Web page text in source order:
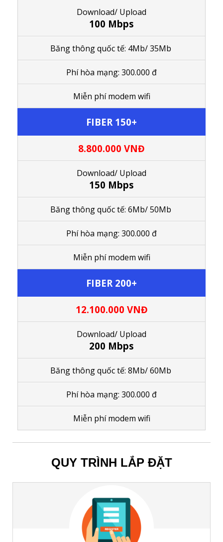
Download/ Upload
100 Mbps
Băng thông quốc tế: 4Mb/ 35Mb
Phí hòa mạng: 300.000 đ
Miễn phí modem wifi
FIBER 150+
8.800.000 VNĐ
Download/ Upload
150 Mbps
Băng thông quốc tế: 6Mb/ 50Mb
Phí hòa mạng: 300.000 đ
Miễn phí modem wifi
FIBER 200+
12.100.000 VNĐ
Download/ Upload
200 Mbps
Băng thông quốc tế: 8Mb/ 60Mb
Phí hòa mạng: 300.000 đ
Miễn phí modem wifi
QUY TRÌNH LẮP ĐẶT